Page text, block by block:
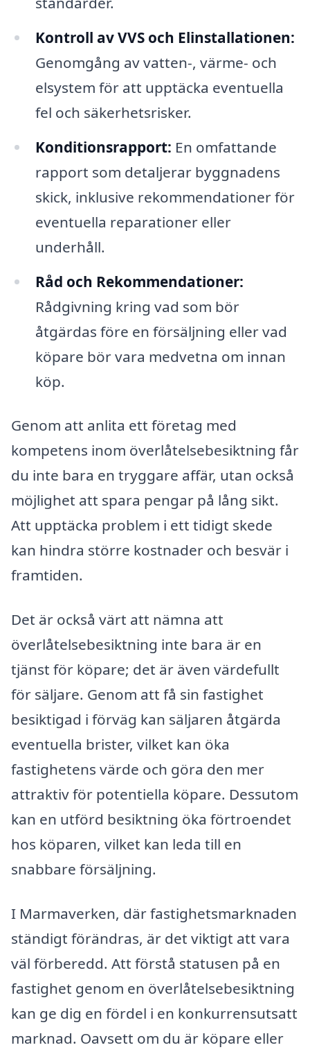
Kontroll av VVS och Elinstallationen:
Genomgång av vatten-, värme- och
elsystem för att upptäcka eventuella
fel och säkerhetsrisker.
Konditionsrapport: En omfattande
rapport som detaljerar byggnadens
skick, inklusive rekommendationer för
eventuella reparationer eller
underhåll.
Råd och Rekommendationer:
Rådgivning kring vad som bör
åtgärdas före en försäljning eller vad
köpare bör vara medvetna om innan
köp.
Genom att anlita ett företag med
kompetens inom överlåtelsebesiktning får
du inte bara en tryggare affär, utan också
möjlighet att spara pengar på lång sikt.
Att upptäcka problem i ett tidigt skede
kan hindra större kostnader och besvär i
framtiden.
Det är också värt att nämna att
överlåtelsebesiktning inte bara är en
tjänst för köpare; det är även värdefullt
för säljare. Genom att få sin fastighet
besiktigad i förväg kan säljaren åtgärda
eventuella brister, vilket kan öka
fastighetens värde och göra den mer
attraktiv för potentiella köpare. Dessutom
kan en utförd besiktning öka förtroendet
hos köparen, vilket kan leda till en
snabbare försäljning.
I Marmaverken, där fastighetsmarknaden
ständigt förändras, är det viktigt att vara
väl förberedd. Att förstå statusen på en
fastighet genom en överlåtelsebesiktning
kan ge dig en fördel i en konkurrensutsatt
marknad. Oavsett om du är köpare eller